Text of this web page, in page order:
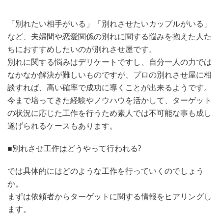
「別れたい相手がいる」「別れさせたいカップルがいる」
など、夫婦間や恋愛関係の別れに関する悩みを抱えた人た
ちにおすすめしたいのが別れさせ屋です。
別れに関する悩みはデリケートですし、自分一人の力では
なかなか解決が難しいものですが、プロの別れさせ屋に相
談すれば、高い確率で成功に導くことが出来るようです。
今まで培ってきた経験やノウハウを活かして、ターゲット
の状況に応じた工作を行うため素人では不可能な事も成し
遂げられるケースもあります。
■別れさせ工作はどうやって行われる?
では具体的にはどのような工作を行っていくのでしょう
か。
まずは依頼者からターゲットに関する情報をヒアリングし
ます。